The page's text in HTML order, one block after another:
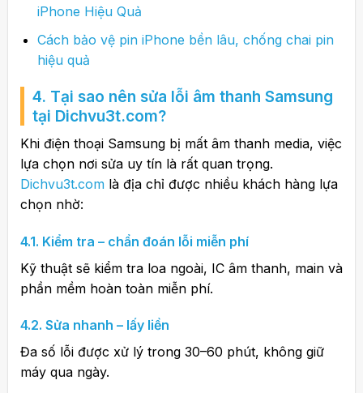
iPhone Hiệu Quả
Cách bảo vệ pin iPhone bền lâu, chống chai pin
hiệu quả
4. Tại sao nên sửa lỗi âm thanh Samsung
tại Dichvu3t.com?
Khi điện thoại Samsung bị mất âm thanh media, việc
lựa chọn nơi sửa uy tín là rất quan trọng.
Dichvu3t.comlà địa chỉ được nhiều khách hàng lựa
chọn nhờ:
4.1. Kiểm tra – chẩn đoán lỗi miễn phí
Kỹ thuật sẽ kiểm tra loa ngoài, IC âm thanh, main và
phần mềm hoàn toàn miễn phí.
4.2. Sửa nhanh – lấy liền
Đa số lỗi được xử lý trong 30–60 phút, không giữ
máy qua ngày.